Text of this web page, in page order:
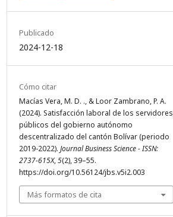
Publicado
2024-12-18
Cómo citar
Macías Vera, M. D. ., & Loor Zambrano, P. A.
(2024). Satisfacción laboral de los servidores
públicos del gobierno autónomo
descentralizado del cantón Bolívar (periodo
2019-2022). Journal Business Science - ISSN:
2737-615X,5(2), 39–55.
https://doi.org/10.56124/jbs.v5i2.003
Más formatos de cita